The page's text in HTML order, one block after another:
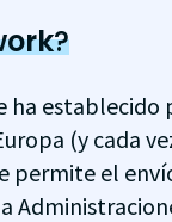
?
ha
(y cada
permite el